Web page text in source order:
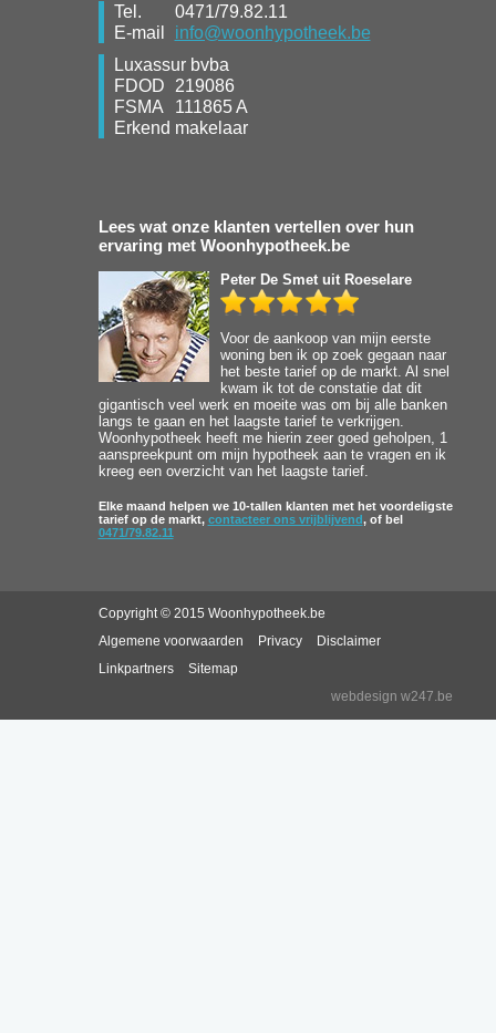
Tel.
0471/79.82.11
E-mail
info@woonhypotheek.be
Luxassur bvba
FDOD
219086
FSMA
111865 A
Erkend makelaar
Lees wat onze klanten vertellen over hun
ervaring met Woonhypotheek.be
Peter De Smetuit Roeselare
Voor de aankoop van mijn eerste
woning ben ik op zoek gegaan naar
het beste tarief op de markt. Al snel
kwam ik tot de constatie dat dit
gigantisch veel werk en moeite was om bij alle banken
langs te gaan en het laagste tarief te verkrijgen.
Woonhypotheek heeft me hierin zeer goed geholpen, 1
aanspreekpunt om mijn hypotheek aan te vragen en ik
kreeg een overzicht van het laagste tarief.
Elke maand helpen we 10-tallen klanten met het voordeligste
tarief op de markt, contacteer ons vrijblijvend, of bel
0471/79.82.11
Copyright © 2015 Woonhypotheek.be
Algemene voorwaarden
Privacy
Disclaimer
Linkpartners
Sitemap
webdesign w247.be